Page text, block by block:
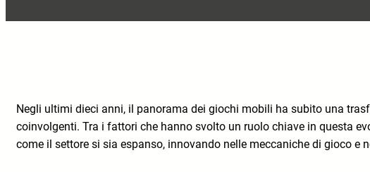
Negli ultimi dieci anni, il panorama dei giochi mobili ha subito una
coinvolgenti. Tra i fattori che hanno svolto un ruolo chiave in questa
come il settore si sia espanso, innovando nelle meccaniche di gioco e